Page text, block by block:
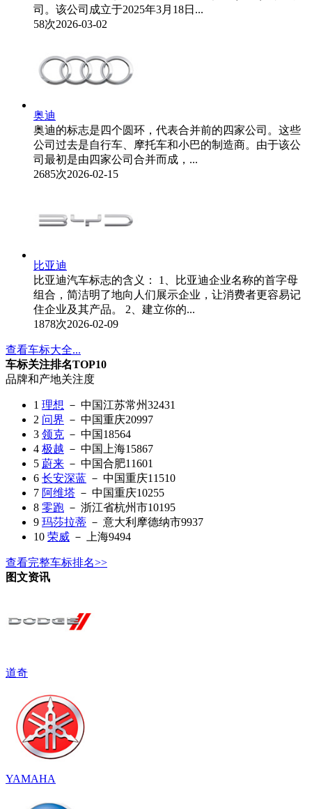
司。该公司成立于2025年3月18日...
58次2026-03-02
奥迪
奥迪的标志是四个圆环，代表合并前的四家公司。这些
公司过去是自行车、摩托车和小巴的制造商。由于该公
司最初是由四家公司合并而成，...
2685次2026-02-15
比亚迪
比亚迪汽车标志的含义： 1、比亚迪企业名称的首字母
组合，简洁明了地向人们展示企业，让消费者更容易记
住企业及其产品。 2、建立你的...
1878次2026-02-09
查看车标大全...
车标关注排名TOP10
品牌和产地关注度
1 理想 － 中国江苏常州32431
2 问界 － 中国重庆20997
3 领克 － 中国18564
4 极越 － 中国上海15867
5 蔚来 － 中国合肥11601
6 长安深蓝 － 中国重庆11510
7 阿维塔 － 中国重庆10255
8 零跑 － 浙江省杭州市10195
9 玛莎拉蒂 － 意大利摩德纳市9937
10 荣威 － 上海9494
查看完整车标排名>>
图文资讯
道奇
YAMAHA